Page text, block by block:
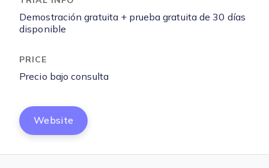
Demostración gratuita + prueba gratuita de 30 días
disponible
Precio bajo consulta
Website